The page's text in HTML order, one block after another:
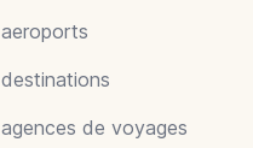
aeroports
destinations
agences de voyages